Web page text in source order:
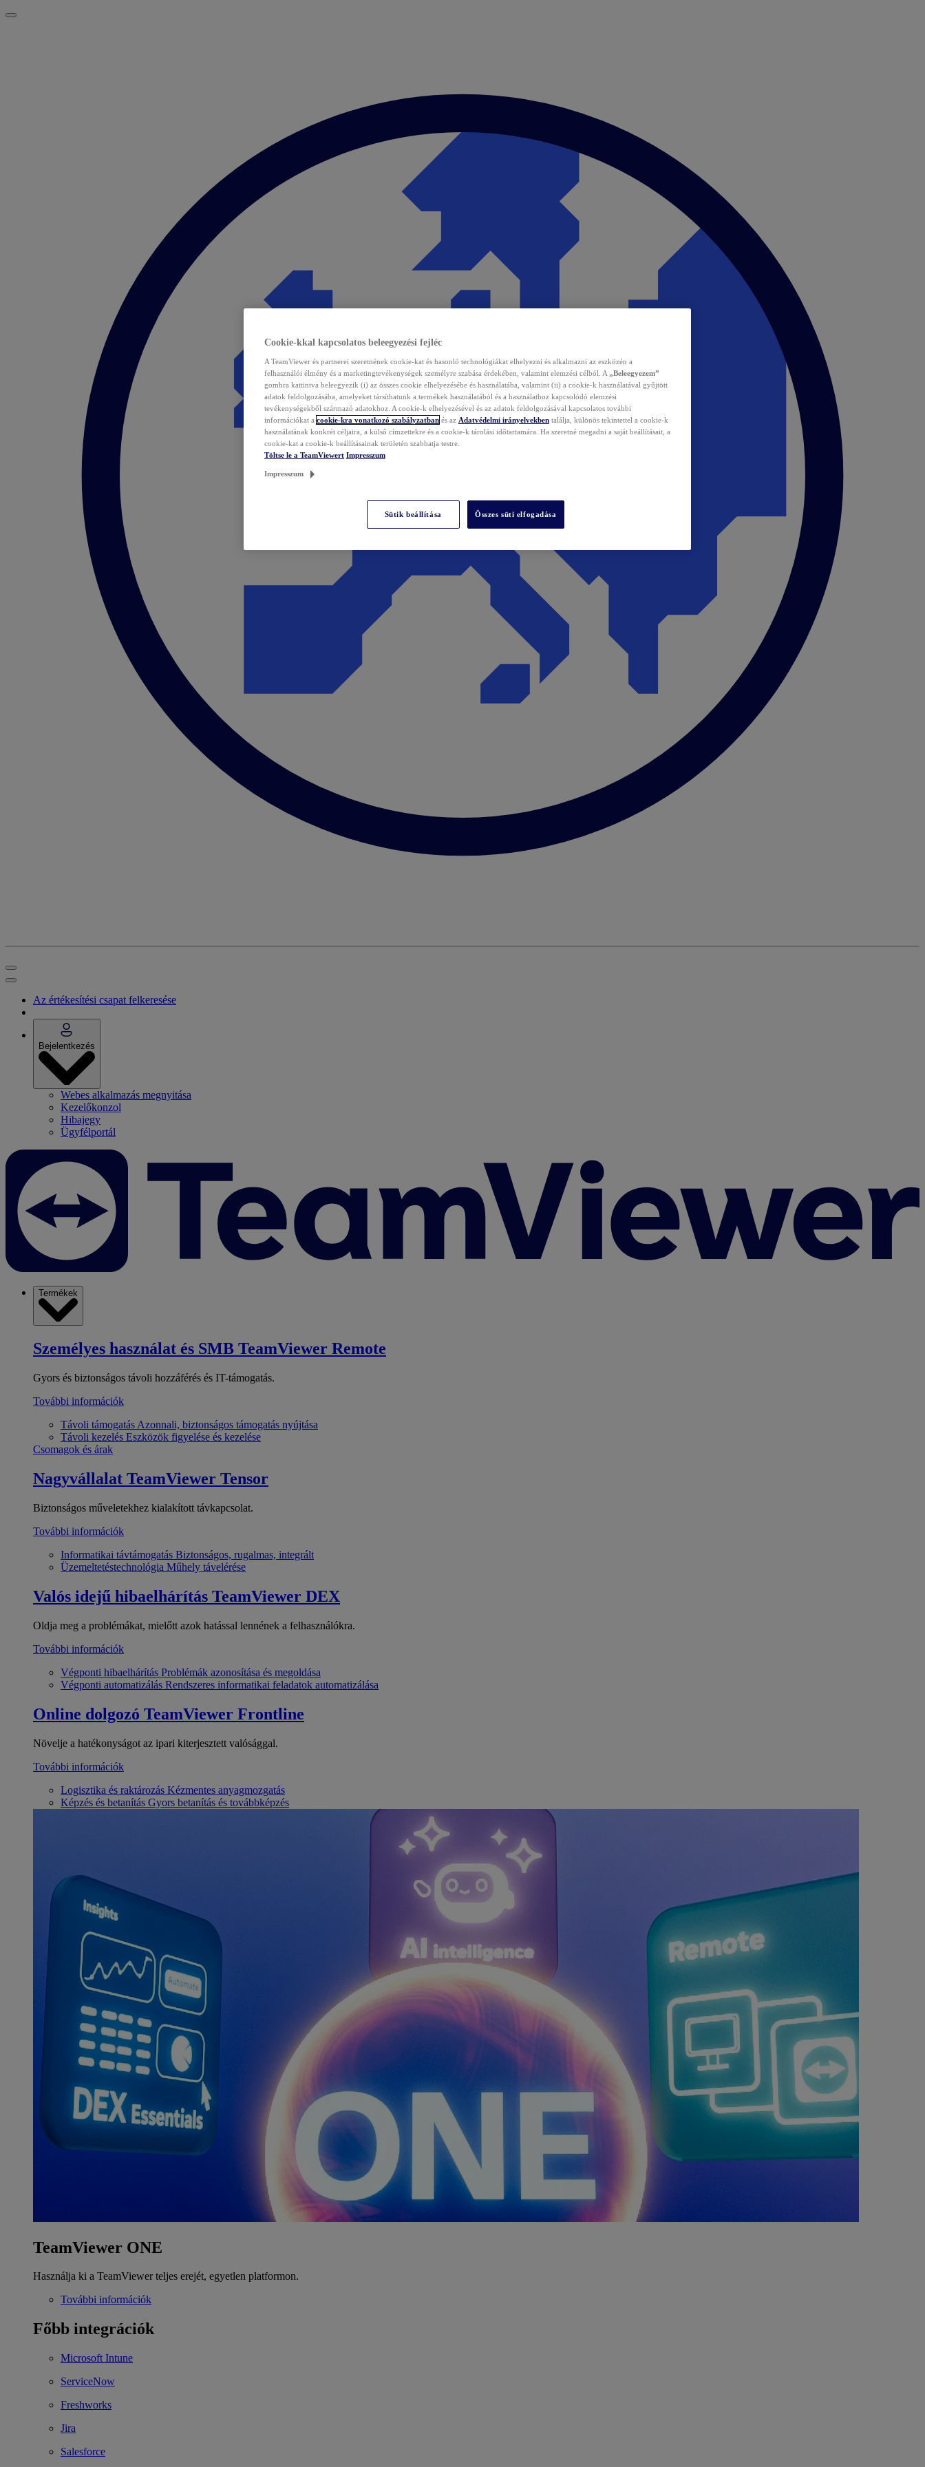
Az értékesítési csapat felkeresése
Bejelentkezés
Webes alkalmazás megnyitása
Kezelőkonzol
Hibajegy
Ügyfélportál
Termékek
Személyes használat és SMB TeamViewer Remote
Gyors és biztonságos távoli hozzáférés és IT-támogatás.
További információk
Távoli támogatás Azonnali, biztonságos támogatás nyújtása
Távoli kezelés Eszközök figyelése és kezelése
Csomagok és árak
Nagyvállalat TeamViewer Tensor
Biztonságos műveletekhez kialakított távkapcsolat.
További információk
Informatikai távtámogatás Biztonságos, rugalmas, integrált
Üzemeltetéstechnológia Műhely távelérése
Valós idejű hibaelhárítás TeamViewer DEX
Oldja meg a problémákat, mielőtt azok hatással lennének a felhasználókra.
További információk
Végponti hibaelhárítás Problémák azonosítása és megoldása
Végponti automatizálás Rendszeres informatikai feladatok automatizálása
Online dolgozó TeamViewer Frontline
Növelje a hatékonyságot az ipari kiterjesztett valósággal.
További információk
Logisztika és raktározás Kézmentes anyagmozgatás
Képzés és betanítás Gyors betanítás és továbbképzés
TeamViewer ONE
Használja ki a TeamViewer teljes erejét, egyetlen platformon.
További információk
Főbb integrációk
Microsoft Intune
ServiceNow
Freshworks
Jira
Salesforce
Cookie-kkal kapcsolatos beleegyezési fejléc
A TeamViewer és partnerei szeretnének cookie-kat és hasonló technológiákat elhelyezni és alkalmazni az eszközén a
felhasználói élmény és a marketingtevékenységek személyre szabása érdekében, valamint elemzési célból. A „Beleegyezem”
gombra kattintva beleegyezik (i) az összes cookie elhelyezésébe és használatába, valamint (ii) a cookie-k használatával gyűjtött
adatok feldolgozásába, amelyeket társíthatunk a termékek használatából és a használathoz kapcsolódó elemzési
tevékenységekből származó adatokhoz. A cookie-k elhelyezésével és az adatok feldolgozásával kapcsolatos további
információkat a cookie-kra vonatkozó szabályzatban és az Adatvédelmi irányelvekben találja, különös tekintettel a cookie-k
használatának konkrét céljaira, a külső címzettekre és a cookie-k tárolási időtartamára. Ha szeretné megadni a saját beállításait, a
cookie-kat a cookie-k beállításainak területén szabhatja testre.
Töltse le a TeamViewert Impresszum
Impresszum
Sütik beállítása Összes süti elfogadása